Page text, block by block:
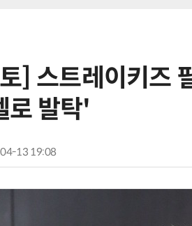
] 스트레이키즈
로 발탁'
13 19:08